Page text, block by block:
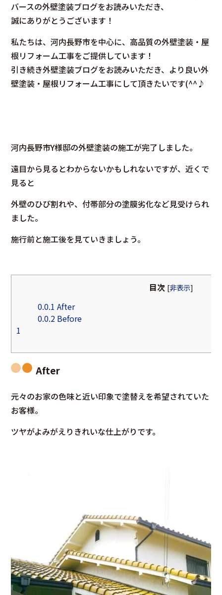
バースの外壁塗装ブログをお読みいただき、
誠にありがとうございます！
私たちは、河内長野市を中心に、高品質の外壁塗装・屋
根リフォーム工事をご提供しています！
引き続き外壁塗装ブログをお読みいただき、より良い外
壁塗装・屋根リフォーム工事にして頂きたいです(^^♪
河内長野市Y様邸の外壁塗装の施工が完了しました。
遠目から見るとわからないかもしれないですが、近くで
見ると
外壁のひび割れや、付帯部分の塗膜劣化など見受けられ
ました。
施行前と施工後を見ていきましょう。
目次 [非表示]
0.0.1 After
0.0.2Before
1
After
元々のお家の色味と近い印象で塗替えを希望されていた
お客様。
ツヤがよみがえりきれいな仕上がりです。